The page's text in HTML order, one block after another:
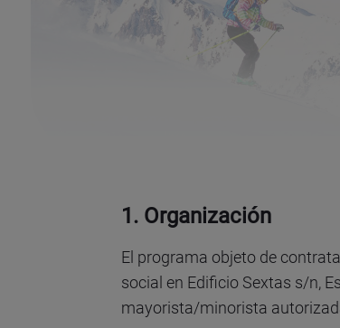
1. Organización
El programa objeto de
social en Edificio Sextas s/n,
mayorista/minorista